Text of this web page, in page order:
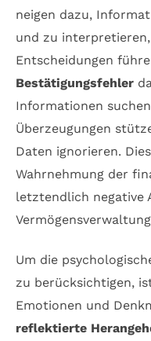
neigen dazu,
und zu
Entscheidungen
Bestätigungsfehler
Informationen
Überzeugungen
Daten ignorieren.
Wahrnehmung der
letztendlich negative
Um die
zu berücksichtigen,
Emotionen und
reflektierte